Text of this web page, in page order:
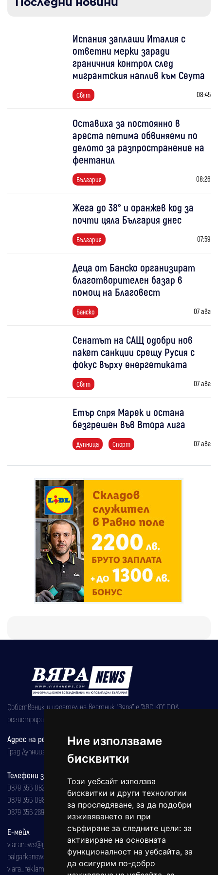
Ние използваме
бисквитки
Този уебсайт използва
бисквитки и други технологии
за проследяване, за да подобри
изживяването ви при
сърфиране за следните цели: за
активиране на основната
функционалност на уебсайта, за
да осигурим по-добро
Испания заплаши Италия с
ответни мерки заради
граничния контрол след
мигрантския наплив към Сеута
Свят 08:45
Оставиха за постоянно в
ареста петима обвиняеми по
делото за разпространение на
фентанил
България 08:26
Жега до 38° и оранжев код за
почти цяла България днес
България 07:59
Деца от Банско организират
благотворителен базар в
помощ на Благовест
Банско 07 авг
Сенатът на САЩ одобри нов
пакет санкции срещу Русия с
фокус върху енергетиката
Свят 07 авг
Етър спря Марек и остана
безгрешен във Втора лига
Дупница Спорт 07 авг
Собственик и издател на вестник "Вяра" е "АВС КО" ООД,
регистрирана на 08.05.2002 година.
Адрес на редакцията
Град Дупница, ул.''Христо Ботев" 43
Телефони за реклама и абонаменти
0879 356 082
0879 356 098
0879 356 289
Е-мейл
viaranews@gmail.com
balgarkanews@gmail.com
viara_reklama@mail.bg